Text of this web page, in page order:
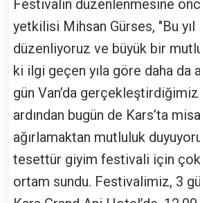
Festivalin düzenlenmesine
yetkilisi Mihsan Gürses, "Bu
düzenliyoruz ve büyük bir
ki ilgi geçen yıla göre daha da
gün Van’da
ardından bugün de Kars’ta
ağırlamaktan mutluluk
tesettür giyim festivali için
ortam sundu. Festivalimiz, 3